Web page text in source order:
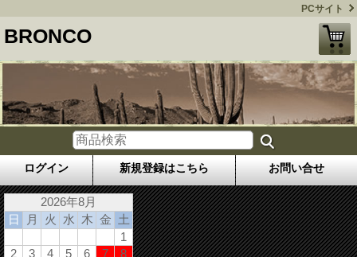
PCサイト
BRONCO
ログイン 新規登録はこちら お問い合せ
2026年8月
日
月 火 水 木 金 土
1
2
3 4 5 6 7
8